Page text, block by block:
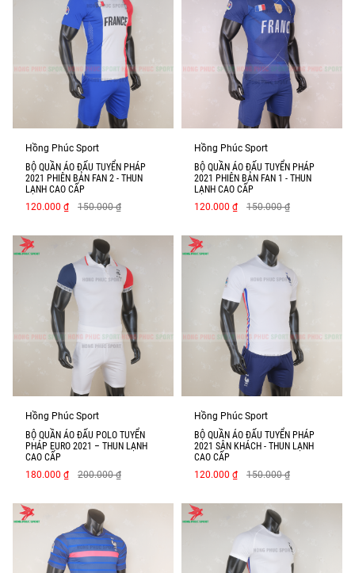
Hồng Phúc Sport
BỘ QUẦN ÁO ĐẤU TUYỂN PHÁP
2021 PHIÊN BẢN FAN 2 - THUN
LẠNH CAO CẤP
120.000 ₫
150.000 ₫
Hồng Phúc Sport
BỘ QUẦN ÁO ĐẤU TUYỂN PHÁP
2021 PHIÊN BẢN FAN 1 - THUN
LẠNH CAO CẤP
120.000 ₫
150.000 ₫
Hồng Phúc Sport
BỘ QUẦN ÁO ĐẤU POLO TUYỂN
PHÁP EURO 2021 – THUN LẠNH
CAO CẤP
180.000 ₫
200.000 ₫
Hồng Phúc Sport
BỘ QUẦN ÁO ĐẤU TUYỂN PHÁP
2021 SÂN KHÁCH - THUN LẠNH
CAO CẤP
120.000 ₫
150.000 ₫